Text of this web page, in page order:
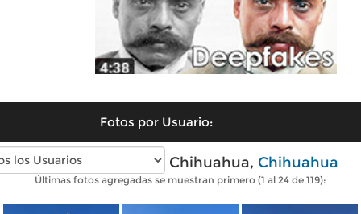
Fotos por Usuario:
Fotos modernas de Chihuahua, Chihuahua
Últimas fotos agregadas se muestran primero (1 al 24 de 119):